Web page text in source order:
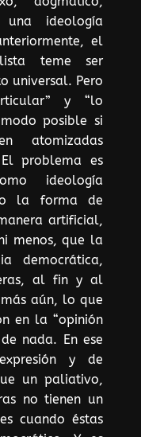
una ideología
el
teme ser
universal. Pero
y “lo
posible si
atomizadas
problema es
ideología
la forma de
artificial,
menos, que la
democrática,
al fin y al
aún, lo que
en la “opinión
nada. En ese
y de
un paliativo,
no tienen un
cuando éstas